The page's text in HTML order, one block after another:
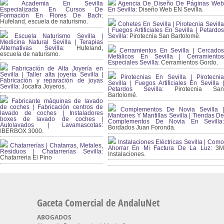
Academia En Sevilla
Especializada En Cursos De
Formación En Flores De Bach:
Hufeland, escuela de naturismo.
Escuela Naturismo Sevilla |
Medicina Natural Sevilla | Terapias
Alternativas Sevilla: Hufeland,
escuela de naturismo.
Fabricación de Alta Joyería en
Sevilla | Taller alta joyería Sevilla |
Fabricación y reparación de joyas
Sevilla: Jocafra Joyeros.
Fabricante máquinas de lavado
de coches | Fabricación centros de
lavado de coches | Instaladores
boxes de lavado de coches |
Autolavados | Lavamascotas:
IBERBOX 3000.
Chatarrerías | Chatarras, Metales,
Residuos | Chatarrerías Sevilla:
Chatarreria El Pino
Agencia De Diseño De Páginas Web
En Sevilla: Diseño Web EN Sevilla.
Cohetes En Sevilla | Pirotecnia Sevilla
| Fuegos Artificiales En Sevilla | Petardos
Sevilla: Pirotecnia San Bartolomé.
Cerramientos En Sevilla | Cercados
Metálicos En Sevilla | Cerramientos
Especiales Sevilla: Cerramientos Gordo.
Pirotecnias En Sevilla | Pirotecnia
Sevilla | Fuegos Artificiales En Sevilla |
Petardos Sevilla: Pirotecnia San
Bartolomé.
Complementos De Novia Sevilla |
Mantones Y Mantillas Sevilla | Tiendas De
Complementos De Novia En Sevilla:
Bordados Juan Foronda.
Instalaciones Eléctricas Sevilla | Como
Ahorrar En Mi Factura De La Luz:3M
Instalaciones.
Gaceta Comercial de AndaluNet
ABOGADOS